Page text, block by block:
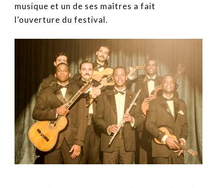
musique et un de ses maîtres a fait
l’ouverture du festival.